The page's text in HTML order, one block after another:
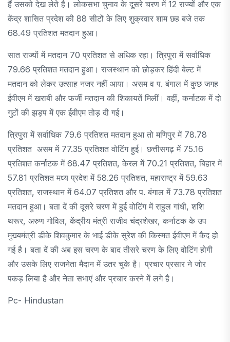
हैं उसको देख लेते है। लोकसभा चुनाव के दूसरे चरण में 12 राज्यों और एक
केंद्र शासित प्रदेश की 88 सीटों के लिए शुक्रवार शाम छह बजे तक
68.49 प्रतिशत मतदान हुआ।
सात राज्यों में मतदान 70 प्रतिशत से अधिक रहा। त्रिपुरा में सर्वाधिक
79.66 प्रतिशत मतदान हुआ। राजस्थान को छोड़कर हिंदी बेल्ट में
मतदान को लेकर उत्साह नजर नहीं आया। असम व प. बंगाल में कुछ जगह
ईवीएम में खराबी और फर्जी मतदान की शिकायतें मिलीं। वहीं, कर्नाटक में दो
गुटों की झड़प में एक ईवीएम तोड़ दी गई।
त्रिपुरा में सर्वाधिक 79.6 प्रतिशत मतदान हुआ तो मणिपुर में 78.78
प्रतिशत असम में 77.35 प्रतिशत वोटिंग हुई। छत्तीसगढ़ में 75.16
प्रतिशत कर्नाटक में 68.47 प्रतिशत, केरल में 70.21 प्रतिशत, बिहार में
57.81 प्रतिशत मध्य प्रदेश में 58.26 प्रतिशत, महाराष्ट्र में 59.63
प्रतिशत, राजस्थान में 64.07 प्रतिशत और प. बंगाल में 73.78 प्रतिशत
मतदान हुआ। बता दें की दूसरे चरण में हुई वोटिंग में राहुल गांधी, शशि
थरूर, अरुण गोविल, केंद्रीय मंत्री राजीव चंद्रशेखर, कर्नाटक के उप
मुख्यमंत्री डीके शिवकुमार के भाई डीके सुरेश की किस्मत ईवीएम में कैद हो
गई है। बता दें की अब इस चरण के बाद तीसरे चरण के लिए वोटिंग होगी
और उसके लिए राजनेता मैदान में उतर चुके है। प्रचार प्रसार ने जोर
पकड़ लिया है और नेता सभाएं और प्रचार करने में लगे है।
Pc- Hindustan